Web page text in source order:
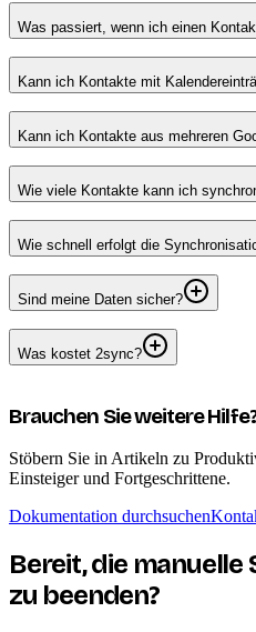
Was passiert, wenn ich einen
Kann ich Kontakte mit
Kann ich Kontakte aus mehreren
Wie viele Kontakte kann ich
Wie schnell erfolgt die
Sind meine Daten sicher?
Was kostet 2sync?
Brauchen Sie weitere
Stöbern Sie in Artikeln zu
Einsteiger und Fortgeschrittene.
Dokumentation durchsuchen
Bereit, die
zu beenden?